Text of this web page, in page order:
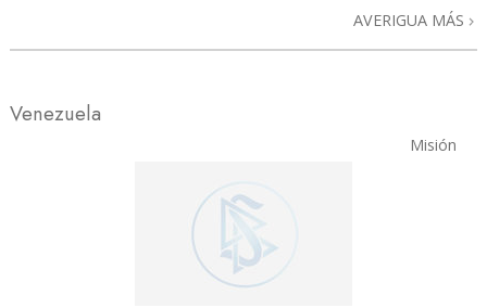
AVERIGUA MÁS
Venezuela
Misión